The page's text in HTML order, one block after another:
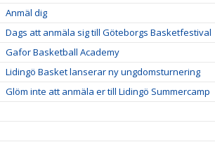
Anmäl dig
Dags att anmäla sig till Göteborgs Basketfestival
Gafor Basketball Academy
Lidingö Basket lanserar ny ungdomsturnering
Glöm inte att anmäla er till Lidingö Summercamp